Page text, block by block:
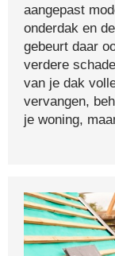
aangepast
onderdak en
gebeurt daar
verdere
van je dak
vervangen,
je woning,